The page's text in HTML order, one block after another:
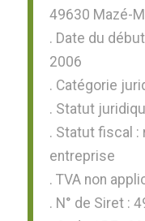
49630 Mazé-
. Date du
2006
. Catégorie
. Statut
. Statut fiscal :
entreprise
. TVA non
. N° de Siret :